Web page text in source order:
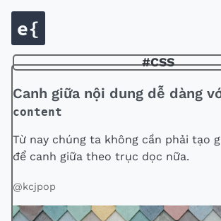
#CSS
Canh giữa nội dung dễ dàng
content
Từ nay chúng ta không cần phải tạo
để canh giữa theo trục dọc nữa.
@kcjpop